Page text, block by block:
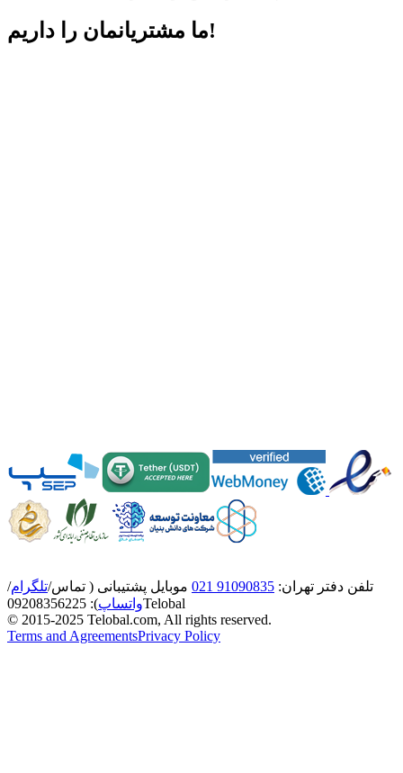
ما مشتریانمان راداریم!
تلفن دفتر تهران: 91090835 021 موبایل پشتیبانی ( تماس/تلگرام/
واتساپ):
09208356225
Telobal
© 2015-2025 Telobal.com, All rights reserved.
Terms and AgreementsPrivacy Policy